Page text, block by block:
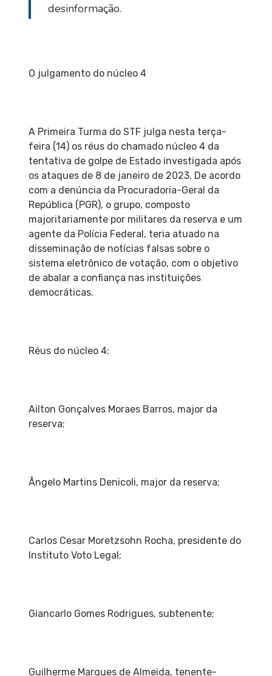
desinformação.
O julgamento do núcleo 4
A Primeira Turma do STF julga nesta terça-
feira (14) os réus do chamado núcleo 4 da
tentativa de golpe de Estado investigada após
os ataques de 8 de janeiro de 2023. De acordo
com a denúncia da Procuradoria-Geral da
República (PGR), o grupo, composto
majoritariamente por militares da reserva e um
agente da Polícia Federal, teria atuado na
disseminação de notícias falsas sobre o
sistema eletrônico de votação, com o objetivo
de abalar a confiança nas instituições
democráticas.
Réus do núcleo 4:
Ailton Gonçalves Moraes Barros, major da
reserva;
Ângelo Martins Denicoli, major da reserva;
Carlos Cesar Moretzsohn Rocha, presidente do
Instituto Voto Legal;
Giancarlo Gomes Rodrigues, subtenente;
Guilherme Marques de Almeida, tenente-